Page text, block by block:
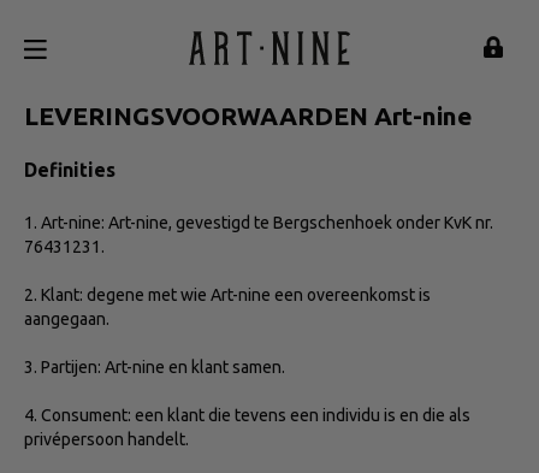
LEVERINGSVOORWAARDEN Art-nine
Definities
1. Art-nine: Art-nine, gevestigd te Bergschenhoek onder KvK nr.
76431231.
2. Klant: degene met wie Art-nine een overeenkomst is
aangegaan.
3. Partijen: Art-nine en klant samen.
4. Consument: een klant die tevens een individu is en die als
privépersoon handelt.